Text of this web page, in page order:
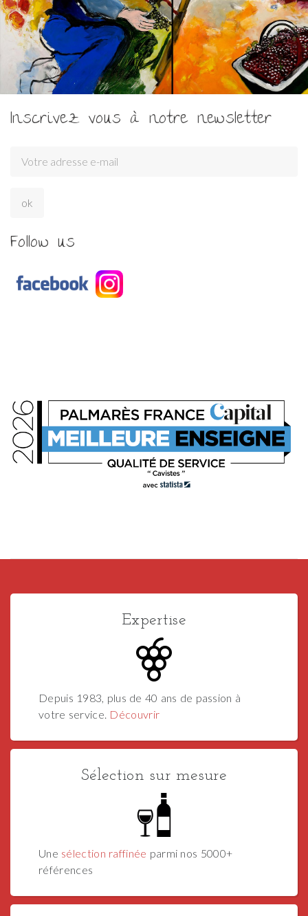
Inscrivez vous à notre newsletter
Follow us
Expertise
Depuis 1983, plus de 40 ans de passion à
votre service. Découvrir
Sélection sur mesure
Une sélection raffinée parmi nos 5000+
références